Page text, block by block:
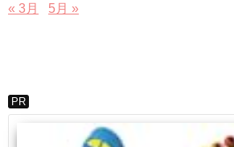
« 3月
5月 »
PR